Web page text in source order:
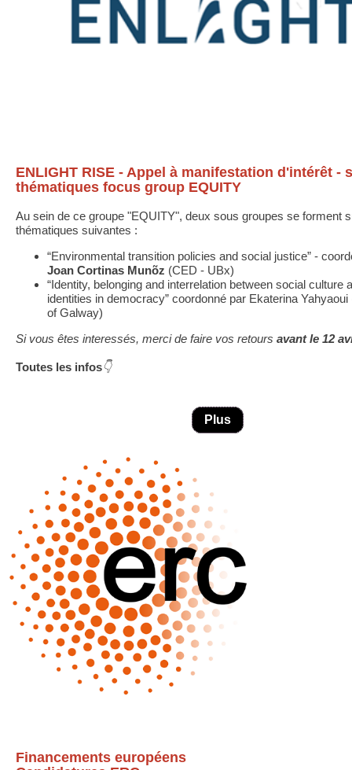
ENLIGHT RISE - Appel à manifestation d'intérêt -
thématiques focus group EQUITY
Au sein de ce groupe "EQUITY", deux sous groupes se forment
thématiques suivantes :
“Environmental transition policies and social justice” -
Joan Cortinas Munõz (CED - UBx)
“Identity, belonging and interrelation between social culture
identities in democracy” coordonné par Ekaterina
of Galway)
Si vous êtes interessés, merci de faire vos retours avant le 12
Toutes les infos👇
Plus
Financements européens